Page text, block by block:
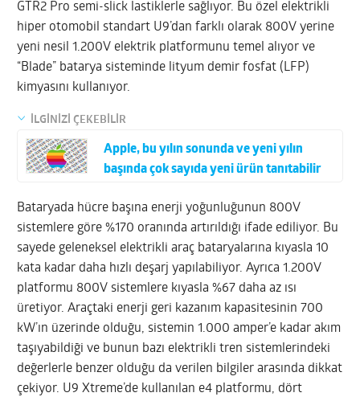
GTR2 Pro semi-slick lastiklerle sağlıyor. Bu özel elektrikli
hiper otomobil standart U9’dan farklı olarak 800V yerine
yeni nesil 1.200V elektrik platformunu temel alıyor ve
“Blade” batarya sisteminde lityum demir fosfat (LFP)
kimyasını kullanıyor.
İLGİNİZİ ÇEKEBİLİR
Apple, bu yılın sonunda ve yeni yılın
başında çok sayıda yeni ürün tanıtabilir
Bataryada hücre başına enerji yoğunluğunun 800V
sistemlere göre %170 oranında artırıldığı ifade ediliyor. Bu
sayede geleneksel elektrikli araç bataryalarına kıyasla 10
kata kadar daha hızlı deşarj yapılabiliyor. Ayrıca 1.200V
platformu 800V sistemlere kıyasla %67 daha az ısı
üretiyor. Araçtaki enerji geri kazanım kapasitesinin 700
kW’ın üzerinde olduğu, sistemin 1.000 amper’e kadar akım
taşıyabildiği ve bunun bazı elektrikli tren sistemlerindeki
değerlerle benzer olduğu da verilen bilgiler arasında dikkat
çekiyor. U9 Xtreme’de kullanılan e4 platformu, dört